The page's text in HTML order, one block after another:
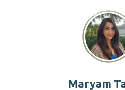
Maryam